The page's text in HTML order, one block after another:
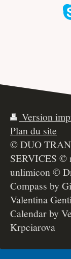
Version
Plan du site
© DUO
SERVICES ©
unlimicon ©
Compass by
Valentina
Calendar by
Krpciarova